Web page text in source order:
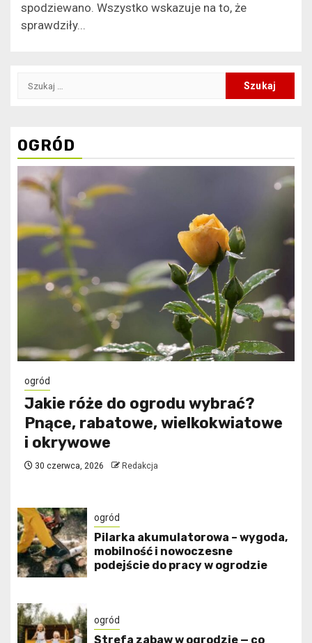
spodziewano. Wszystko wskazuje na to, że
sprawdziły...
Szukaj:
OGRÓD
ogród
Jakie róże do ogrodu wybrać?
Pnące, rabatowe, wielkokwiatowe
i okrywowe
30 czerwca, 2026 Redakcja
ogród
Pilarka akumulatorowa – wygoda,
mobilność i nowoczesne
podejście do pracy w ogrodzie
ogród
Strefa zabaw w ogrodzie — co